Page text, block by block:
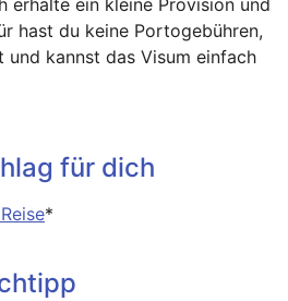
hast du keine Portogebühren,
kannst das Visum einfach
für dich
*